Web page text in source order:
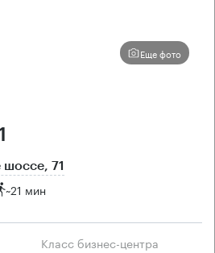
Еще фото
71
~21 мин
Класс бизнес-центра